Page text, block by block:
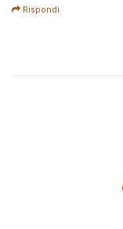
Rispondi